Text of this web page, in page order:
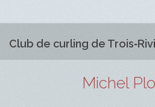
Club de curling de
Michel